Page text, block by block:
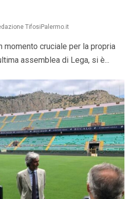
TifosiPalermo.it
momento cruciale per la propria
assemblea di Lega, si è...